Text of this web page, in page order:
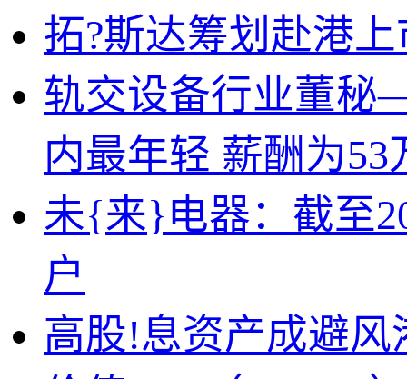
拓?斯达筹划赴港上
轨交设备行业董秘
内最年轻 薪酬为53
未{来}电器：截至
户
高股!息资产成避